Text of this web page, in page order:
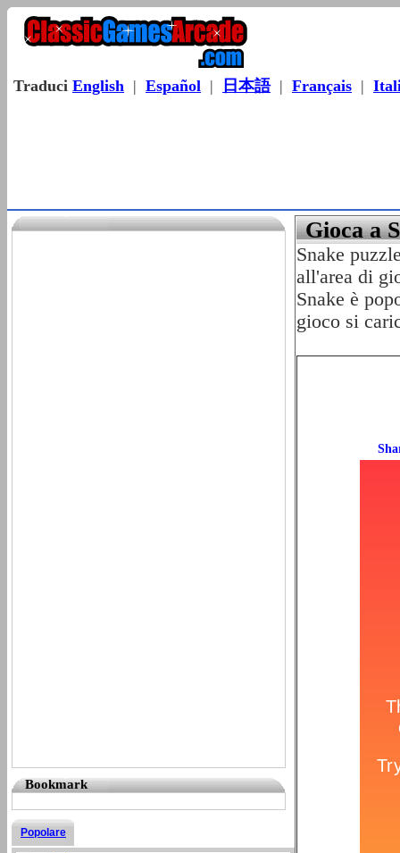
Traduci English | Español | 日本語| Français |
Bookmark
Popolare
Gioca a
Snake
all'area di
Snake è
gioco si